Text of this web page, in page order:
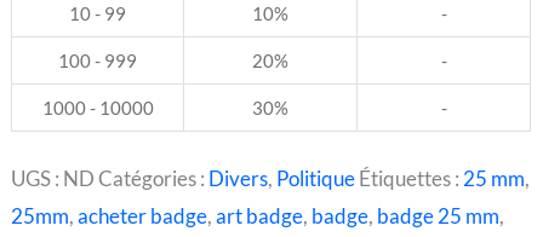
10 - 99 10% -
100 - 999 20% -
1000 - 10000 30% -
UGS : NDCatégories : Divers, PolitiqueÉtiquettes : 25 mm,
25mm,acheter badge,art badge, badge, badge 25 mm,